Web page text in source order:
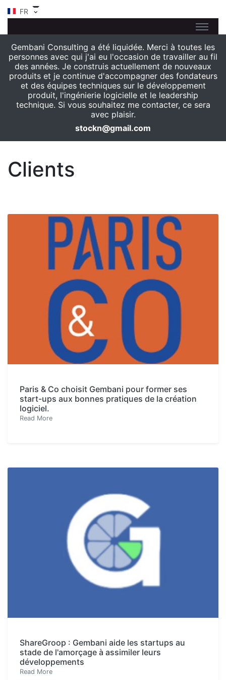
FR
Gembani Consulting a été liquidée. Merci à toutes les
personnes avec qui j'ai eu l'occasion de travailler au fil
des années. Je construis actuellement de nouveaux
produits et je continue d'accompagner des fondateurs
et des équipes techniques sur le développement
produit, l'ingénierie logicielle et le leadership
technique. Si vous souhaitez me contacter, ce sera
avec plaisir.
stockn@gmail.com
Clients
Paris & Co choisit Gembani pour former ses
start-ups aux bonnes pratiques de la création
logiciel.
Read More
ShareGroop : Gembani aide les startups au
stade de l'amorçage à assimiler leurs
développements
Read More